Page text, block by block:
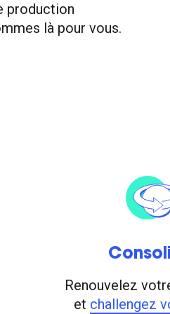
production
là pour vous.
Renouvelez
et challengez